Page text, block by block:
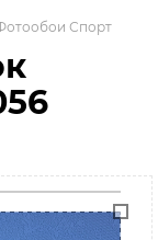
Спорт